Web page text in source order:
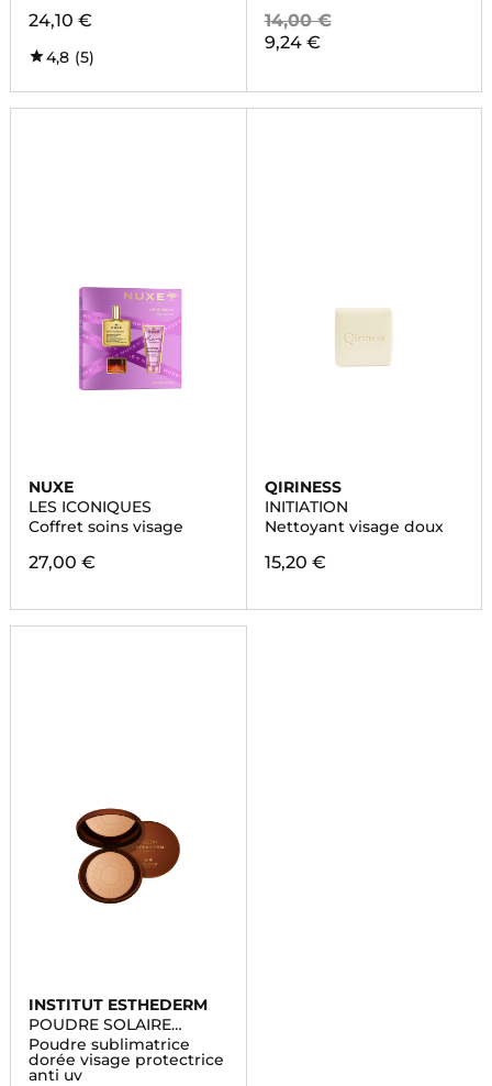
24,10 €
4,8 (5)
14,00 €
9,24 €
NUXE
LES ICONIQUES
Coffret soins visage
27,00 €
QIRINESS
INITIATION
Nettoyant visage doux
15,20 €
INSTITUT ESTHEDERM
POUDRE SOLAIRE
VISAGE
Poudre sublimatrice
dorée visage protectrice
anti uv